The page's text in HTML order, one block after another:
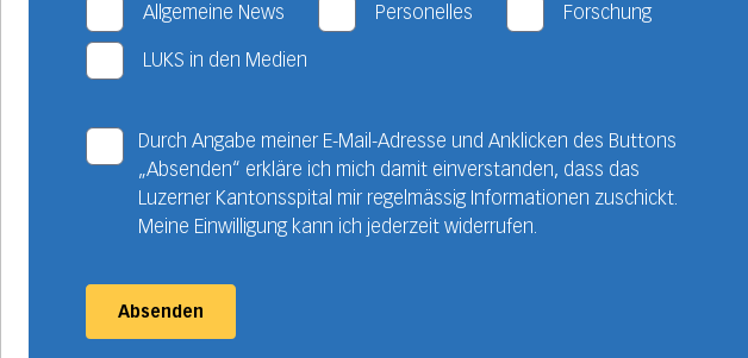
Allgemeine News Personelles Forschung
LUKS in den Medien
Durch Angabe meiner E-Mail-Adresse und Anklicken des Buttons
„Absenden“ erkläre ich mich damit einverstanden, dass das
Luzerner Kantonsspital mir regelmässig Informationen zuschickt.
Meine Einwilligung kann ich jederzeit widerrufen.
Absenden